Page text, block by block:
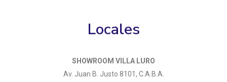
Locales
SHOWROOM VILLA LURO
Av. Juan B. Justo 8101, C.A.B.A.